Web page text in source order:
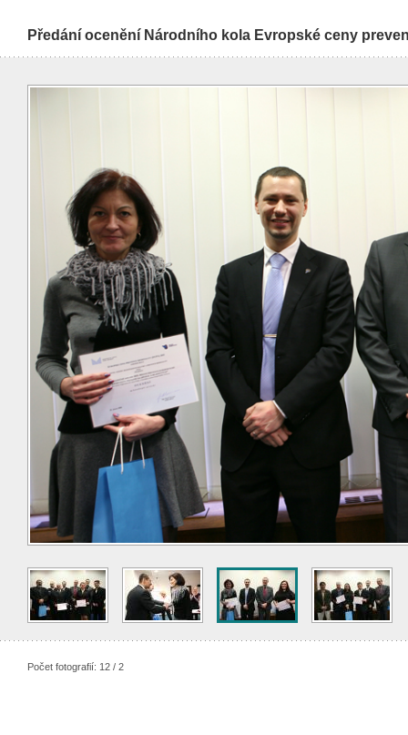
Předání ocenění Národního kola Evropské ceny
Počet fotografií: 12 / 2